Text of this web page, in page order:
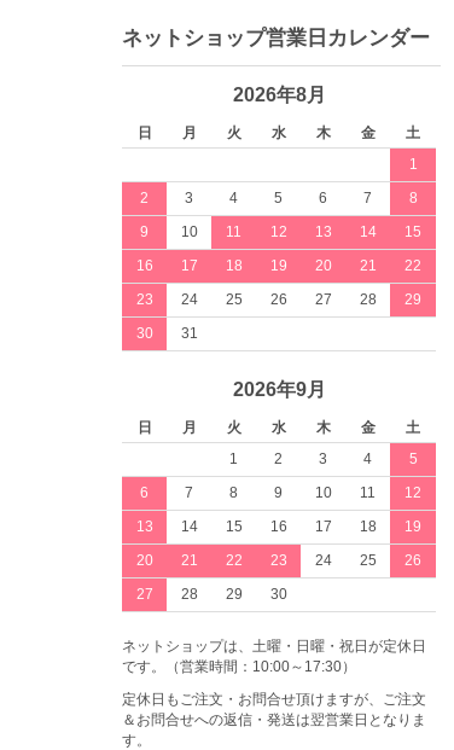
ネットショップ営業日カレンダー
2026年8月
日 月 火 水 木 金
土
1
2
3 4 5 6 7
8
9
10 11 12 13 14
15
16
17 18 19 20 21
22
23
24 25 26 27 28
29
30
31
2026年9月
日 月 火 水 木 金
土
1
2 3 4
5
6
7 8 9 10 11
12
13
14 15 16 17 18
19
20
21 22 23 24 25
26
27
28 29 30
ネットショップは、土曜・日曜・祝日が定休日
です。（営業時間：10:00～17:30）
定休日もご注文・お問合せ頂けますが、ご注文
＆お問合せへの返信・発送は翌営業日となりま
す。